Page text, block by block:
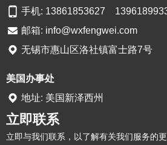
手机: 13861853627
邮箱: info@wxfengwei.com
无锡市惠山区洛社镇富士路7号
美国办事处
地址: 美国新泽西州
立即联系
立即与我们联系，以了解有关我们服务的更